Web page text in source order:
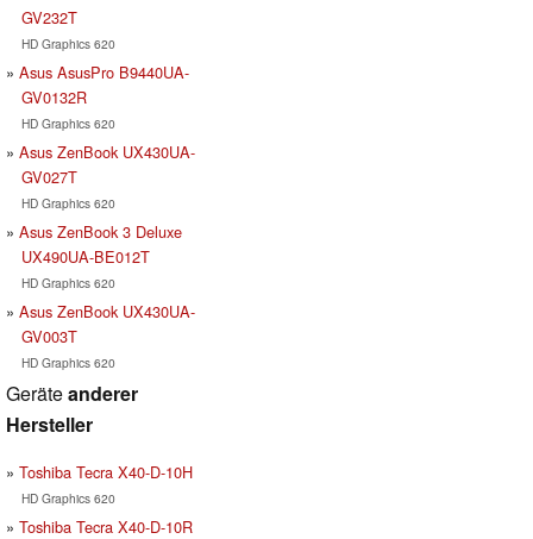
GV232T
HD Graphics 620
Asus AsusPro B9440UA-
GV0132R
HD Graphics 620
Asus ZenBook UX430UA-
GV027T
HD Graphics 620
Asus ZenBook 3 Deluxe
UX490UA-BE012T
HD Graphics 620
Asus ZenBook UX430UA-
GV003T
HD Graphics 620
Geräteanderer
Hersteller
Toshiba Tecra X40-D-10H
HD Graphics 620
Toshiba Tecra X40-D-10R